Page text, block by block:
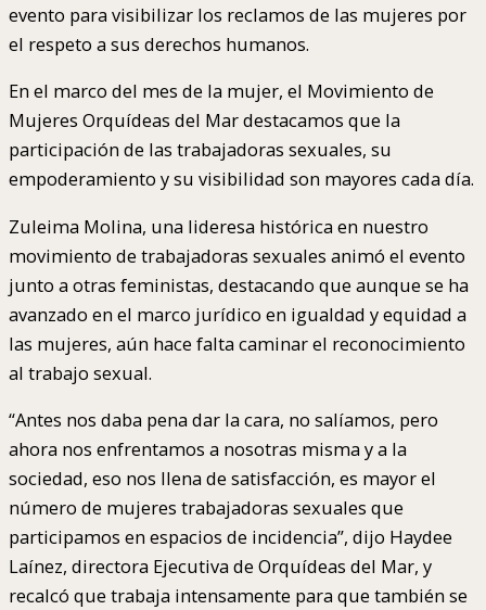
evento para visibilizar los reclamos de las mujeres por
el respeto a sus derechos humanos.
En el marco del mes de la mujer, el Movimiento de
Mujeres Orquídeas del Mar destacamos que la
participación de las trabajadoras sexuales, su
empoderamiento y su visibilidad son mayores cada día.
Zuleima Molina, una lideresa histórica en nuestro
movimiento de trabajadoras sexuales animó el evento
junto a otras feministas, destacando que aunque se ha
avanzado en el marco jurídico en igualdad y equidad a
las mujeres, aún hace falta caminar el reconocimiento
al trabajo sexual.
“Antes nos daba pena dar la cara, no salíamos, pero
ahora nos enfrentamos a nosotras misma y a la
sociedad, eso nos llena de satisfacción, es mayor el
número de mujeres trabajadoras sexuales que
participamos en espacios de incidencia”, dijo Haydee
Laínez, directora Ejecutiva de Orquídeas del Mar, y
recalcó que trabaja intensamente para que también se